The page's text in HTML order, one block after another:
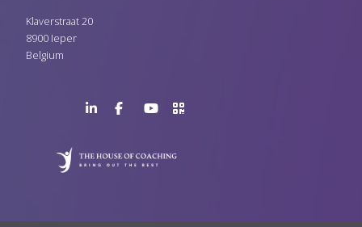
Klaverstraat 20
8900 Ieper
Belgium
PagePageChannel
QR